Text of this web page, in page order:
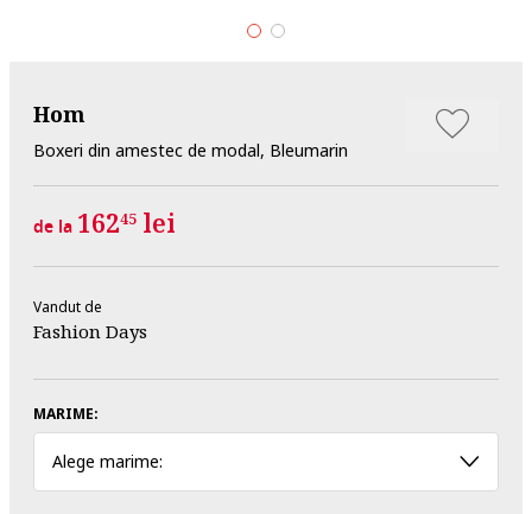
Hom
Boxeri din amestec de modal, Bleumarin
de la 16245 lei
Vandut de
Fashion Days
MARIME:
Alege marime: